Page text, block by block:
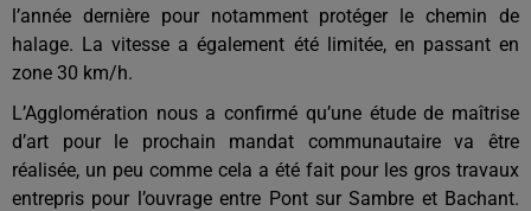
l’année dernière pour notamment protéger le chemin de
halage. La vitesse a également été limitée, en passant en
zone 30 km/h.
L’Agglomération nous a confirmé qu’une étude de maîtrise
d’art pour le prochain mandat communautaire va être
réalisée, un peu comme cela a été fait pour les gros travaux
entrepris pour l’ouvrage entre Pont sur Sambre et Bachant.